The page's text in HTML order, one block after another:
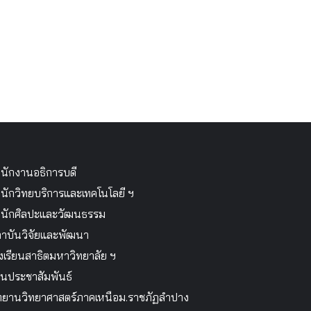
กงานอธิการบดี
กวิทยบริการและเทคโนโลยี ฯ
กศิลปะและวัฒนธรรม
บันวิจัยและพัฒนา
เรียนสาธิตมหาวิทยาลัย ฯ
ประชาสัมพันธ์
านวิทยาศาสตร์ภาคเหนือม.ราชภัฏลำปาง